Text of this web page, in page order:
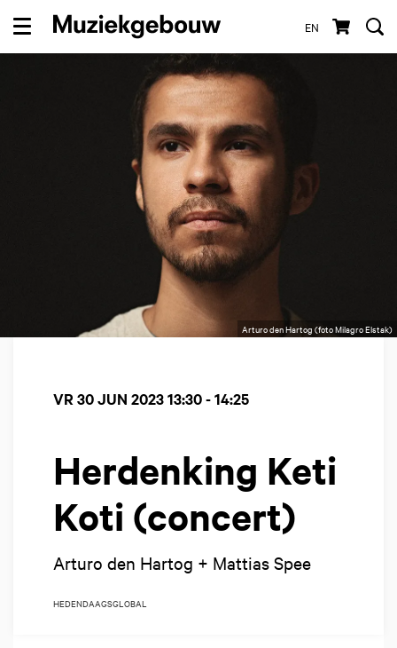
EN
Menu
Arturo den Hartog (foto Milagro Elstak)
Herdenking Keti
Koti (concert)
Arturo den Hartog + Mattias Spee
VR 30 JUN 202313:30 - 14:25
HEDENDAAGSGLOBAL